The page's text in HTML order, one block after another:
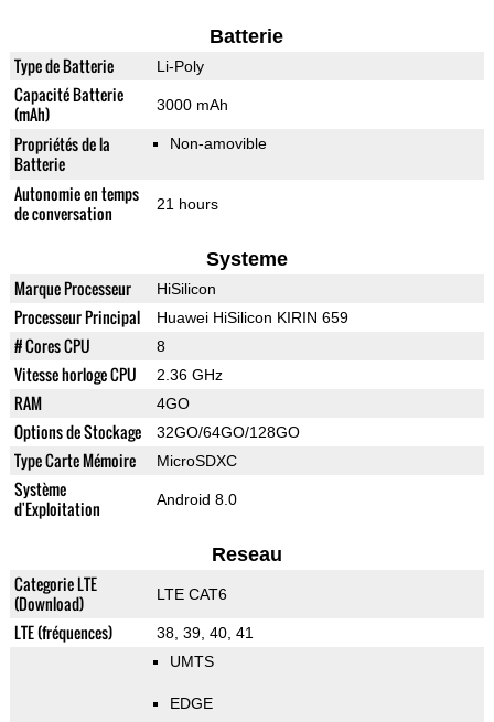
Batterie
Type de Batterie Li-Poly
Capacité Batterie
(mAh)
3000 mAh
Propriétés de la
Batterie
Non-amovible
Autonomie en temps
de conversation
21 hours
Systeme
Marque Processeur HiSilicon
Processeur Principal Huawei HiSilicon KIRIN 659
# Cores CPU 8
Vitesse horloge CPU 2.36 GHz
RAM 4GO
Options de Stockage 32GO/64GO/128GO
Type Carte Mémoire MicroSDXC
Système
d'Exploitation
Android 8.0
Reseau
Categorie LTE
(Download)
LTE CAT6
LTE (fréquences)
38, 39, 40, 41
UMTS
EDGE